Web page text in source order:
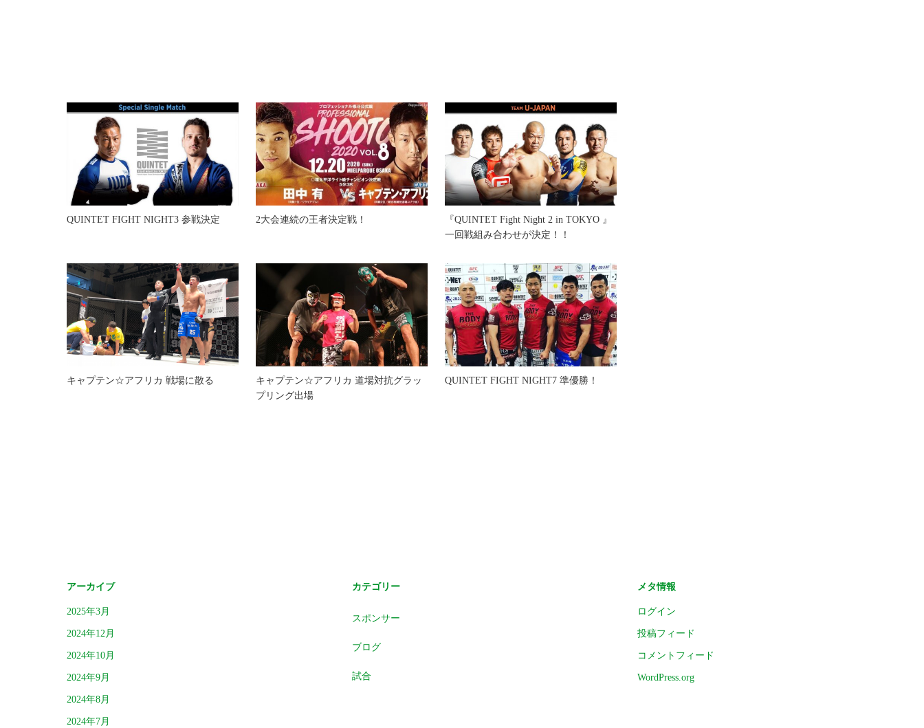
QUINTET FIGHT NIGHT3 参戦決定 2大会連続の王者決定戦！
『QUINTET Fight Night 2 in TOKYO 』
一回戦組み合わせが決定！！
キャプテン☆アフリカ 戦場に散る
キャプテン☆アフリカ 道場対抗グラッ
プリング出場
QUINTET FIGHT NIGHT7 準優勝！
アーカイブ
2025年3月
2024年12月
2024年10月
2024年9月
2024年8月
2024年7月
カテゴリー
スポンサー
ブログ
試合
メタ情報
ログイン
投稿フィード
コメントフィード
WordPress.org